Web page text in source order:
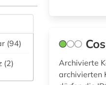
(0)
(0)
(94)
(2)
Archivierte
archivierten